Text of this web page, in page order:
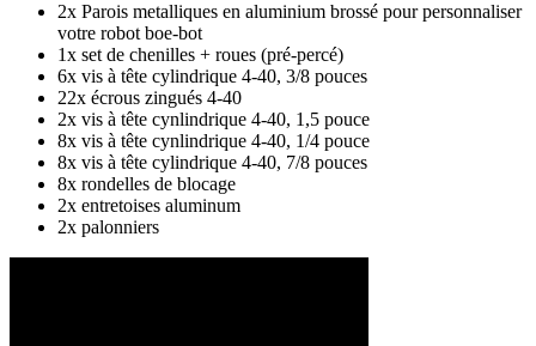
2x Parois metalliques en aluminium brossé pour personnaliser
votre robot boe-bot
1x set de chenilles + roues (pré-percé)
6x vis à tête cylindrique 4-40, 3/8 pouces
22x écrous zingués 4-40
2x vis à tête cynlindrique 4-40, 1,5 pouce
8x vis à tête cynlindrique 4-40, 1/4 pouce
8x vis à tête cylindrique 4-40, 7/8 pouces
8x rondelles de blocage
2x entretoises aluminum
2x palonniers